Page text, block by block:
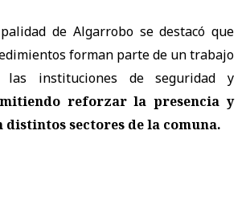
de Algarrobo se destacó que
forman parte de un trabajo
las instituciones de seguridad y
reforzar la presencia y
distintos sectores de la comuna.